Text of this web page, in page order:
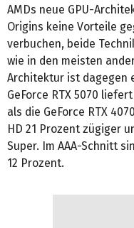
AMDs neue GPU-
Origins keine Vorteile
verbuchen, beide
wie in den meisten
Architektur ist dagegen
GeForce RTX 5070
als die GeForce RTX
HD 21 Prozent zügiger
Super. Im AAA-Schnitt
12 Prozent.